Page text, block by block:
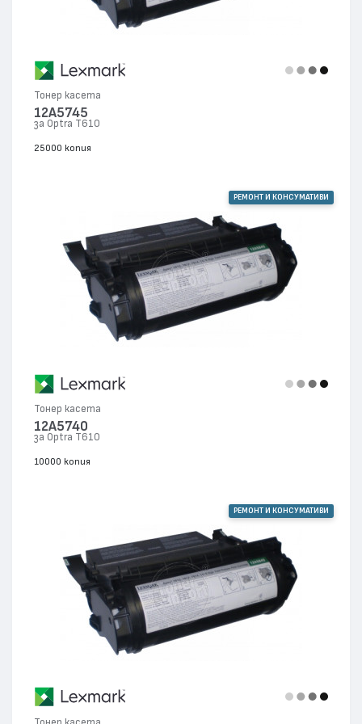
Тонер касета
12A5745
за Optra T610
25000 копия
РЕМОНТ И КОНСУМАТИВИ
Тонер касета
12A5740
за Optra T610
10000 копия
РЕМОНТ И КОНСУМАТИВИ